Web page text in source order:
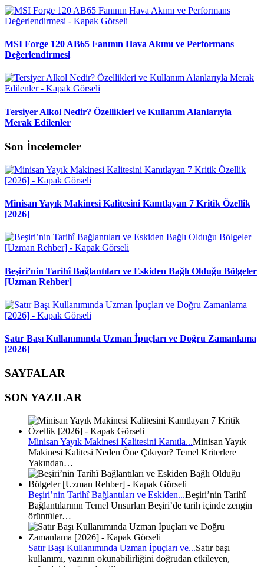
MSI Forge 120 AB65 Fanının Hava Akımı ve Performans
Değerlendirmesi
Tersiyer Alkol Nedir? Özellikleri ve Kullanım Alanlarıyla
Merak Edilenler
Son İncelemeler
Minisan Yayık Makinesi Kalitesini Kanıtlayan 7 Kritik Özellik
[2026]
Beşiri’nin Tarihî Bağlantıları ve Eskiden Bağlı Olduğu Bölgeler
[Uzman Rehber]
Satır Başı Kullanımında Uzman İpuçları ve Doğru Zamanlama
[2026]
SAYFALAR
SON YAZILAR
Minisan Yayık Makinesi Kalitesini Kanıtla...Minisan Yayık
Makinesi Kalitesi Neden Öne Çıkıyor? Temel Kriterlere
Yakından…
Beşiri’nin Tarihî Bağlantıları ve Eskiden...Beşiri’nin Tarihî
Bağlantılarının Temel Unsurları Beşiri’de tarih içinde zengin
örüntüler…
Satır Başı Kullanımında Uzman İpuçları ve...Satır başı
kullanımı, yazının okunabilirliğini doğrudan etkileyen,